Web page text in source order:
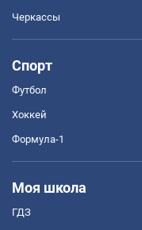
Черкассы
Спорт
Футбол
Хоккей
Формула-1
Моя школа
ГДЗ